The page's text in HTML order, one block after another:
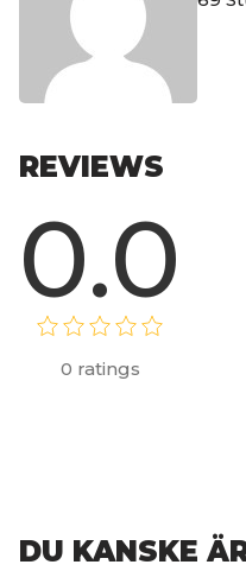
REVIEWS
0.0
0 ratings
DU KANSKE